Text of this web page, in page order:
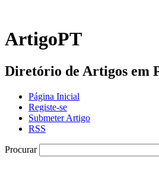
ArtigoPT
Diretório de Artigos em
Página Inicial
Registe-se
Submeter Artigo
RSS
Procurar